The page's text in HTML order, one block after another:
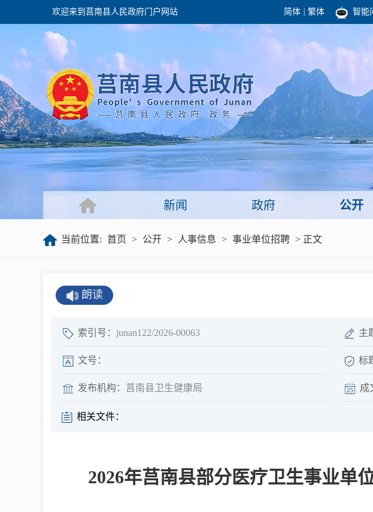
欢迎来到莒南县人民政府门户网站 简体 繁体 智能
团结高效 理
领导之窗 政府机构
政府会议 政府公报
政府目录 政府数据
政府工作报告
公共企事业单位信 依申请公开
经济发展 图说莒南
新闻 政府 公开
当前位置: 首页 > 公开 > 人事信息 > 事业单位招聘 > 正文
朗读
索引号： junan122/2026-00063 主
文号： 标
发布机构： 莒南县卫生健康局 成
相关文件：
2026年莒南县部分医疗卫生事业单